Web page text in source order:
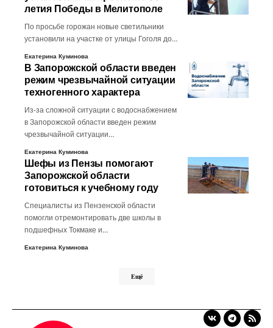
летия Победы в Мелитополе
По просьбе горожан новые светильники
установили на участке от улицы Гоголя до…
Екатерина Куминова
В Запорожской области введен
режим чрезвычайной ситуации
техногенного характера
Из-за сложной ситуации с водоснабжением
в Запорожской области введен режим
чрезвычайной ситуации…
Екатерина Куминова
Шефы из Пензы помогают
Запорожской области
готовиться к учебному году
Специалисты из Пензенской области
помогли отремонтировать две школы в
подшефных Токмаке и…
Екатерина Куминова
Ещё